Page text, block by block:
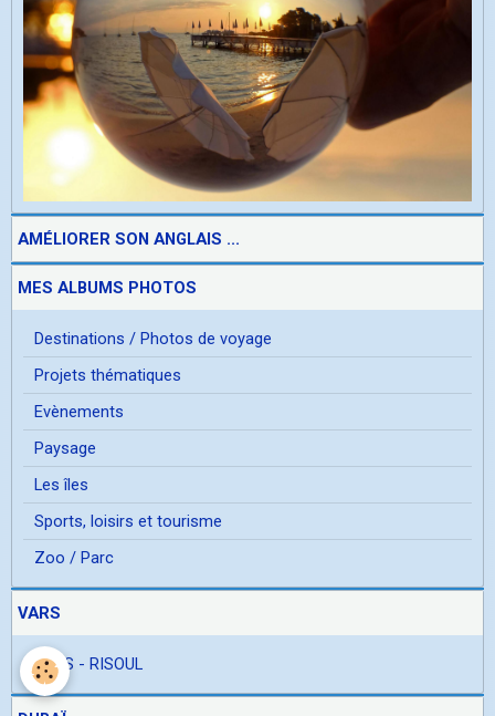
AMÉLIORER SON ANGLAIS ...
MES ALBUMS PHOTOS
Destinations / Photos de voyage
Projets thématiques
Evènements
Paysage
Les îles
Sports, loisirs et tourisme
Zoo / Parc
VARS
VARS - RISOUL